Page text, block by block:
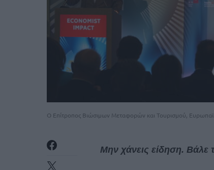
O Επίτροπος Βιώσιμων Μεταφορών και Τουρισμού,
Μην χάνεις είδηση. Βάλε